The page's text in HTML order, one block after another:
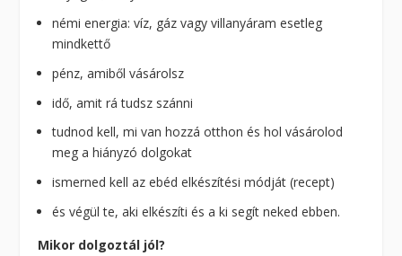
némi energia: víz, gáz vagy villanyáram esetleg
mindkettő
pénz, amiből vásárolsz
idő, amit rá tudsz szánni
tudnod kell, mi van hozzá otthon és hol vásárolod
meg a hiányzó dolgokat
ismerned kell az ebéd elkészítési módját (recept)
és végül te, aki elkészíti és a ki segít neked ebben.
Mikor dolgoztál jól?